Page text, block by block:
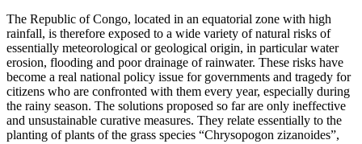
The Republic of Congo, located in an equatorial zone with high
rainfall, is therefore exposed to a wide variety of natural risks of
essentially meteorological or geological origin, in particular water
erosion, flooding and poor drainage of rainwater. These risks have
become a real national policy issue for governments and tragedy for
citizens who are confronted with them every year, especially during
the rainy season. The solutions proposed so far are only ineffective
and unsustainable curative measures. They relate essentially to the
planting of plants of the grass species “Chrysopogon zizanoides”,